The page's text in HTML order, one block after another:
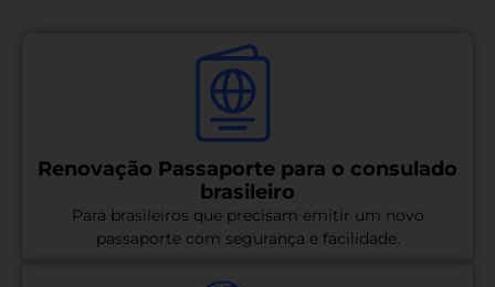
Renovação Passaporte para o consulado
brasileiro
Para brasileiros que precisam emitir um novo
passaporte com segurança e facilidade.